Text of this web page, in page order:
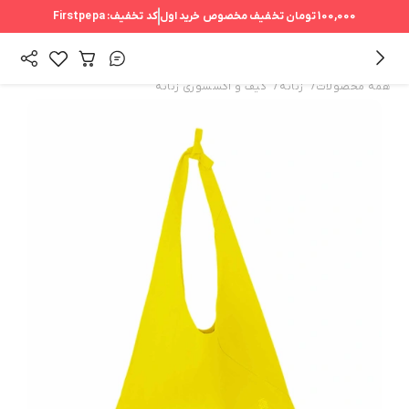
100,000 تومان تخفیف مخصوص خرید اول کد تخفیف:Firstpepa
همه محصولات/ زنانه / کیف و اکسسوری زنانه